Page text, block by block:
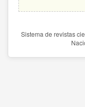
Sistema de revistas